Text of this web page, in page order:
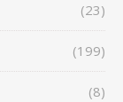
(23)
(199)
(8)